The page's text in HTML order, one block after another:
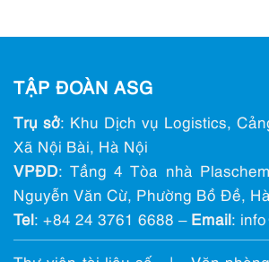
TẬP ĐOÀN ASG
Trụ sở: Khu Dịch vụ Logistics,
Xã Nội Bài, Hà Nội
VPĐD: Tầng 4 Tòa nhà
Nguyễn Văn Cừ, Phường Bồ Đề,
Tel: +84 24 3761 6688 – Email: